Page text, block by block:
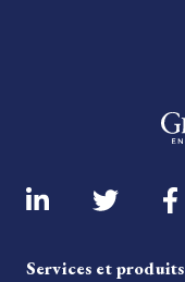
Services et produits